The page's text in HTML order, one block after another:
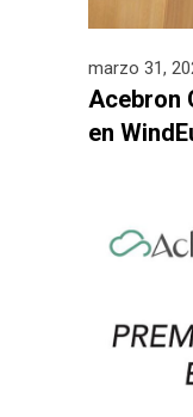
marzo 31,
Acebron
en